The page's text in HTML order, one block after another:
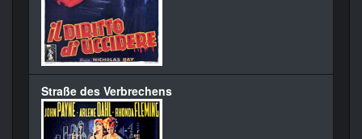
Straße des Verbrechens